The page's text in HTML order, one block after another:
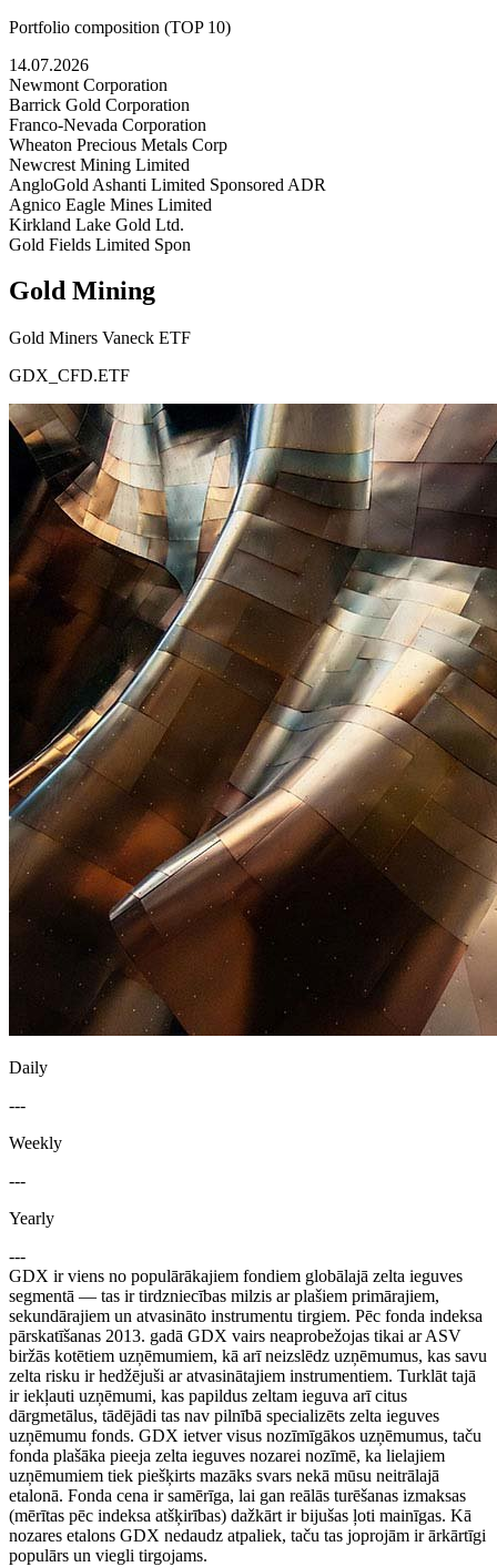
Portfolio composition (TOP 10)
14.07.2026
Newmont Corporation
Barrick Gold Corporation
Franco-Nevada Corporation
Wheaton Precious Metals Corp
Newcrest Mining Limited
AngloGold Ashanti Limited Sponsored ADR
Agnico Eagle Mines Limited
Kirkland Lake Gold Ltd.
Gold Fields Limited Spon
Gold Mining
Gold Miners Vaneck ETF
GDX_CFD.ETF
Daily
---
Weekly
---
Yearly
---
GDX ir viens no populārākajiem fondiem globālajā zelta ieguves
segmentā — tas ir tirdzniecības milzis ar plašiem primārajiem,
sekundārajiem un atvasināto instrumentu tirgiem. Pēc fonda indeksa
pārskatīšanas 2013. gadā GDX vairs neaprobežojas tikai ar ASV
biržās kotētiem uzņēmumiem, kā arī neizslēdz uzņēmumus, kas savu
zelta risku ir hedžējuši ar atvasinātajiem instrumentiem. Turklāt tajā
ir iekļauti uzņēmumi, kas papildus zeltam ieguva arī citus
dārgmetālus, tādējādi tas nav pilnībā specializēts zelta ieguves
uzņēmumu fonds. GDX ietver visus nozīmīgākos uzņēmumus, taču
fonda plašāka pieeja zelta ieguves nozarei nozīmē, ka lielajiem
uzņēmumiem tiek piešķirts mazāks svars nekā mūsu neitrālajā
etalonā. Fonda cena ir samērīga, lai gan reālās turēšanas izmaksas
(mērītas pēc indeksa atšķirības) dažkārt ir bijušas ļoti mainīgas. Kā
nozares etalons GDX nedaudz atpaliek, taču tas joprojām ir ārkārtīgi
populārs un viegli tirgojams.